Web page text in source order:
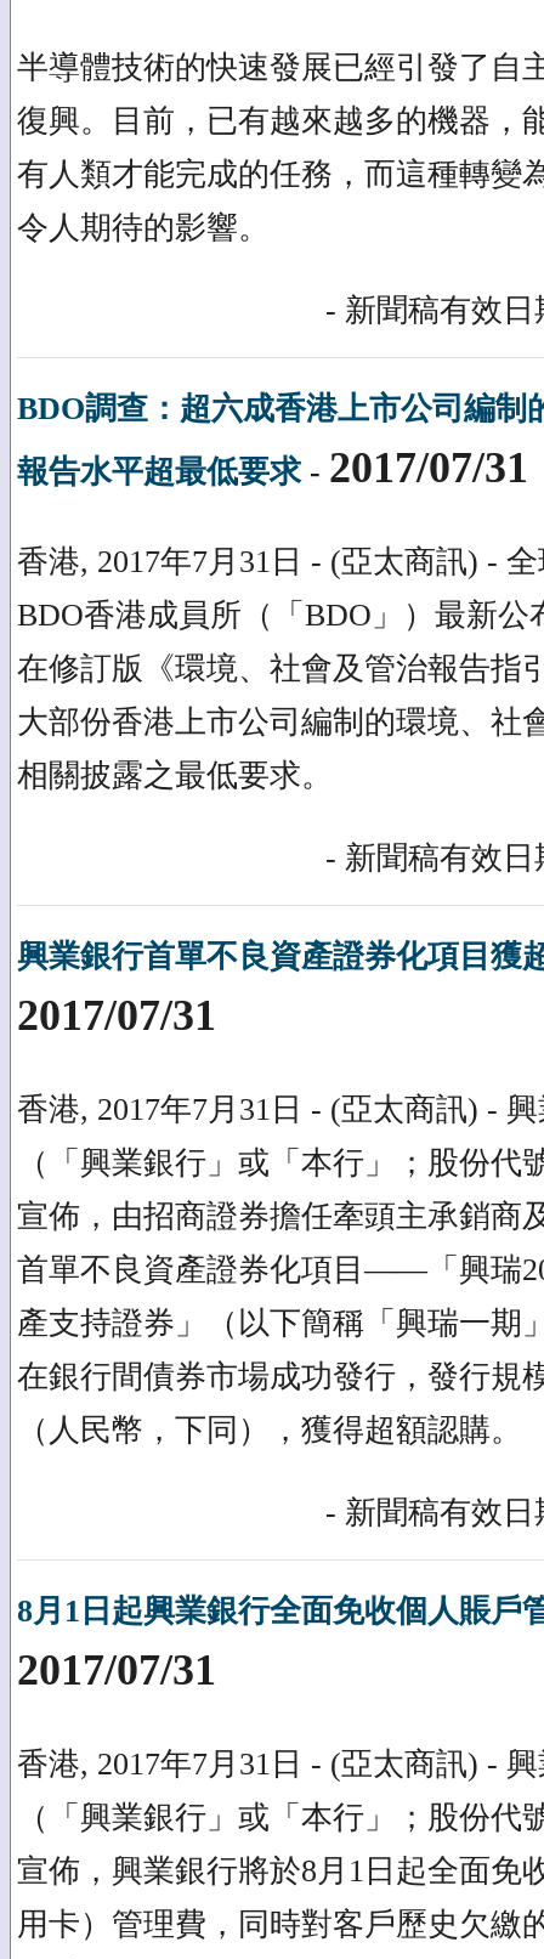
半導體技術的快速發展已經引發了自
復興。目前，已有越來越多的機器，
有人類才能完成的任務，而這種轉變
令人期待的影響。
- 新聞稿有效日
BDO調查：超六成香港上市公司編制
報告水平超最低要求- 2017/07/31
香港, 2017年7月31日 - (亞太商訊) -
BDO香港成員所（「BDO」）最新公
在修訂版《環境、社會及管治報告指
大部份香港上市公司編制的環境、社
相關披露之最低要求。
- 新聞稿有效日
興業銀行首單不良資產證券化項目獲
2017/07/31
香港, 2017年7月31日 - (亞太商訊) -
（「興業銀行」或「本行」；股份代
宣佈，由招商證券擔任牽頭主承銷商
首單不良資產證券化項目——「興瑞
產支持證券」（以下簡稱「興瑞一期
在銀行間債券市場成功發行，發行規
（人民幣，下同），獲得超額認購。
- 新聞稿有效日
8月1日起興業銀行全面免收個人賬戶
2017/07/31
香港, 2017年7月31日 - (亞太商訊) -
（「興業銀行」或「本行」；股份代
宣佈，興業銀行將於8月1日起全面免
用卡）管理費，同時對客戶歷史欠繳